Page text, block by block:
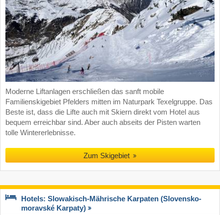
Moderne Liftanlagen erschließen das sanft mobile
Familienskigebiet Pfelders mitten im Naturpark Texelgruppe. Das
Beste ist, dass die Lifte auch mit Skiern direkt vom Hotel aus
bequem erreichbar sind. Aber auch abseits der Pisten warten
tolle Wintererlebnisse.
Zum Skigebiet
Hotels: Slowakisch-Mährische Karpaten (Slovensko-
moravské Karpaty)